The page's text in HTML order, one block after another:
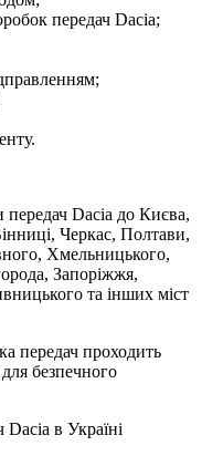
передач Dacia;
передач Dacia до Києва,
Черкас, Полтави,
Хмельницького,
Запоріжжя,
та інших міст
передач проходить
безпечного
в Україні